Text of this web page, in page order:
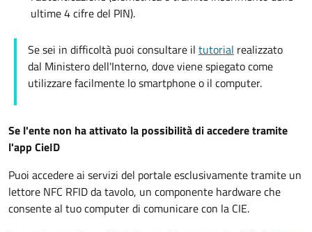
ultime 4 cifre del PIN).
Se sei in difficoltà puoi consultare il tutorial realizzato
dal Ministero dell'Interno, dove viene spiegato come
utilizzare facilmente lo smartphone o il computer.
Se l'ente non ha attivato la possibilità di accedere tramite
l'app CieID
Puoi accedere ai servizi del portale esclusivamente tramite un
lettore NFC RFID da tavolo, un componente hardware che
consente al tuo computer di comunicare con la CIE.